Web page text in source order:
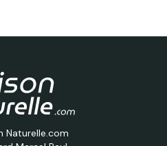
Naturelle.com